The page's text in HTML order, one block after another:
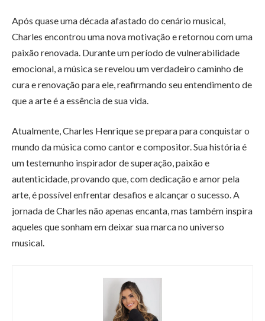
Após quase uma década afastado do cenário musical,
Charles encontrou uma nova motivação e retornou com uma
paixão renovada. Durante um período de vulnerabilidade
emocional, a música se revelou um verdadeiro caminho de
cura e renovação para ele, reafirmando seu entendimento de
que a arte é a essência de sua vida.
Atualmente, Charles Henrique se prepara para conquistar o
mundo da música como cantor e compositor. Sua história é
um testemunho inspirador de superação, paixão e
autenticidade, provando que, com dedicação e amor pela
arte, é possível enfrentar desafios e alcançar o sucesso. A
jornada de Charles não apenas encanta, mas também inspira
aqueles que sonham em deixar sua marca no universo
musical.